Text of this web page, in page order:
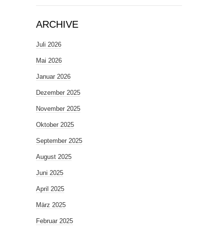
ARCHIVE
Juli 2026
Mai 2026
Januar 2026
Dezember 2025
November 2025
Oktober 2025
September 2025
August 2025
Juni 2025
April 2025
März 2025
Februar 2025